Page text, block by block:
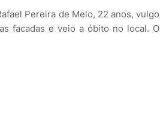
Pereira de Melo, 22 anos, vulgo
facadas e veio a óbito no local. O